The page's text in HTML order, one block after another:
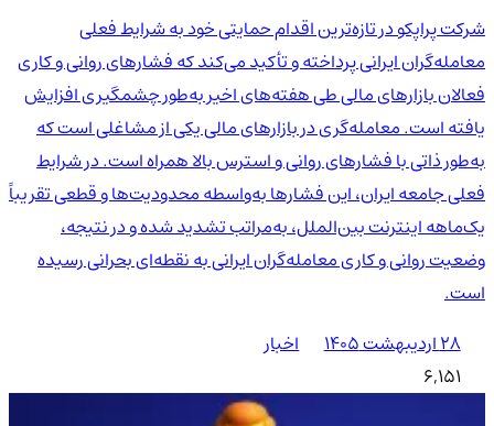
شرکت پراپکو در تازه‌ترین اقدام حمایتی خود به شرایط فعلی
معامله‌گران ایرانی پرداخته و تأکید می‌کند که فشارهای روانی و کاری
فعالان بازارهای مالی طی هفته‌های اخیر به‌طور چشمگیری افزایش
یافته است. معامله‌گری در بازارهای مالی یکی از مشاغلی است که
به‌طور ذاتی با فشارهای روانی و استرس بالا همراه است. در شرایط
فعلی جامعه ایران، این فشارها به‌واسطه محدودیت‌ها و قطعی تقریباً
یک‌ماهه اینترنت بین‌الملل، به‌مراتب تشدید شده و در نتیجه،
وضعیت روانی و کاری معامله‌گران ایرانی به نقطه‌ای بحرانی رسیده
است.
۲۸ اردیبهشت ۱۴۰۵
اخبار
6,151